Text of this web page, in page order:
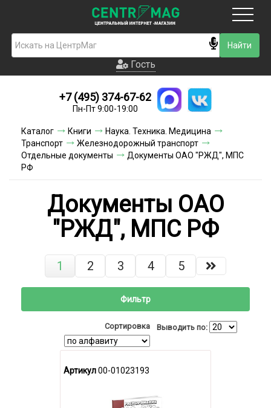
Гость
Новинки
Условия доставки
Условия оплаты
Акции и скидки
Гость
+7 (495) 374-67-62
Пн-Пт 9:00-19:00
Каталог Книги
Наука. Техника. Медицина
Транспорт
Железнодорожный транспорт
Отдельные документы
Документы ОАО "РЖД", МПС
РФ
Документы ОАО
"РЖД", МПС РФ
1 2 3 4 5
Фильтр
Сортировка Выводить по:
Артикул00-01023193